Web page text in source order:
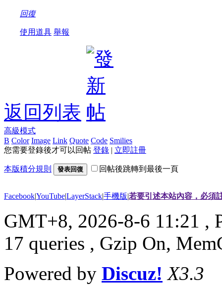
回復
使用道具 舉報
返回列表
高級模式
B Color Image Link Quote Code Smilies
您需要登錄後才可以回帖 登錄 | 立即註冊
本版積分規則 發表回復 回帖後跳轉到最後一頁
Facebook|YouTube|LayerStack|手機版|若要引述本站內容，必須
GMT+8, 2026-8-6 11:21 ,
17 queries , Gzip On,
Powered by Discuz! X3.3